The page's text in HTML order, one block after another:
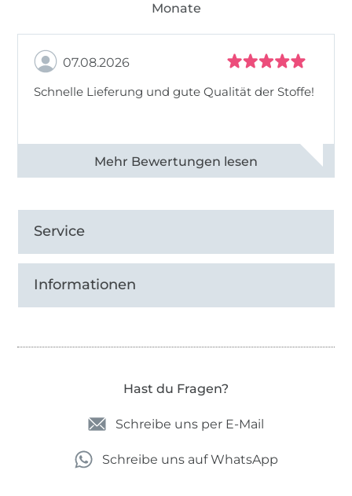
Monate
07.08.2026
Schnelle Lieferung und gute Qualität der Stoffe!
Alle 82990 Bewertungen ansehen
Service
Informationen
Hast du Fragen?
Schreibe uns per E-Mail
Schreibe uns auf WhatsApp